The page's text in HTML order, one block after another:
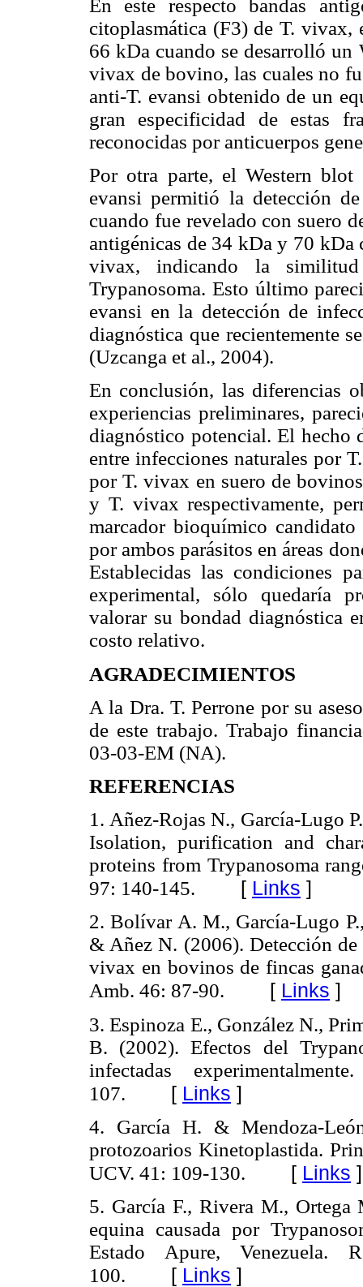
En este respecto bandas
citoplasmática (F3) de T.
66 kDa cuando se desarrolló un
vivax de bovino, las cuales no
anti-T. evansi obtenido de un
gran especificidad de estas
reconocidas por anticuerpos
Por otra parte, el Western
evansi permitió la detección
cuando fue revelado con suero
antigénicas de 34 kDa y 70
vivax, indicando la similitud
Trypanosoma. Esto último
evansi en la detección de
diagnóstica que recientemente
(Uzcanga et al., 2004).
En conclusión, las diferencias
experiencias preliminares,
diagnóstico potencial. El hecho
entre infecciones naturales por
por T. vivax en suero de
y T. vivax respectivamente,
marcador bioquímico
por ambos parásitos en áreas
Establecidas las condiciones
experimental, sólo quedaría
valorar su bondad diagnóstica
costo relativo.
AGRADECIMIENTOS
A la Dra. T. Perrone por su
de este trabajo. Trabajo
03-03-EM (NA).
REFERENCIAS
1. Añez-Rojas N., García-Lugo
Isolation, purification and
proteins from Trypanosoma
97: 140-145. [ Links ]
2. Bolívar A. M., García-Lugo
& Añez N. (2006). Detección
vivax en bovinos de fincas
Amb. 46: 87-90. [ Links ]
3. Espinoza E., González N.,
B. (2002). Efectos del
infectadas
107. [ Links ]
4. García H. & Mendoza-
protozoarios Kinetoplastida.
UCV. 41: 109-130. [ Links ]
5. García F., Rivera M., Ortega
equina causada por
Estado Apure,
100. [ Links ]